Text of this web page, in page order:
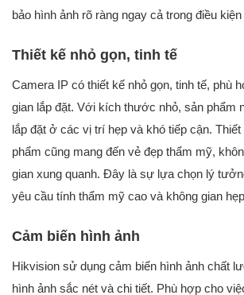
bảo hình ảnh rõ ràng ngay cả trong điều
Thiết kế nhỏ gọn, tinh tế
Camera IP có thiết kế nhỏ gọn, tinh tế, phù
gian lắp đặt. Với kích thước nhỏ, sản phẩm
lắp đặt ở các vị trí hẹp và khó tiếp cận.
phẩm cũng mang đến vẻ đẹp thẩm mỹ,
gian xung quanh. Đây là sự lựa chọn lý
yêu cầu tính thẩm mỹ cao và không gian
Cảm biến hình ảnh
Hikvision sử dụng cảm biến hình ảnh chất
hình ảnh sắc nét và chi tiết. Phù hợp cho